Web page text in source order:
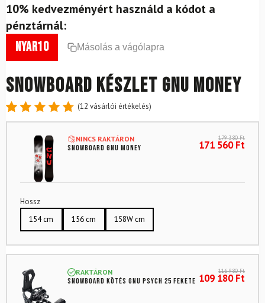
10% kedvezményért használd a kódot a
pénztárnál:
nyar10 Másolás a vágólapra
Snowboard készlet GNU MONEY
Értékelés
az
5-ből,
12
értékelés
alapján
(12 vásárlói értékelés)
NINCS RAKTÁRON
Snowboard GNU MONEY
179 380Ft
171 560Ft
Hossz
154 cm
156 cm 158W cm
RAKTÁRON
Snowboard kötés GNU Psych 25 Fekete
116 980Ft
109 180Ft